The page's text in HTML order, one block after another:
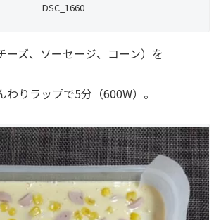
DSC_1660
ズ、ソーセージ、コーン）を
りラップで5分（600W）。